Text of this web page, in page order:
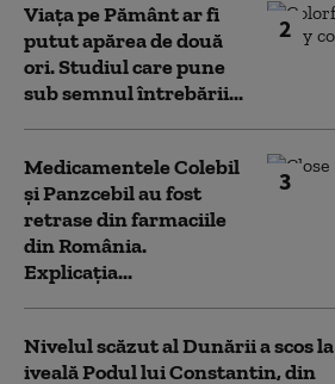
2
Viața pe Pământ ar fi
putut apărea de două
ori. Studiul care pune
sub semnul întrebării...
3
Medicamentele Colebil
și Panzcebil au fost
retrase din farmaciile
din România.
Explicația...
Nivelul scăzut al Dunării a scos la
iveală Podul lui Constantin, din